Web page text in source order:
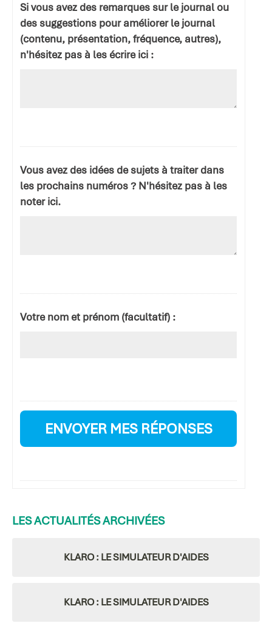
Si vous avez des remarques sur le journal ou
des suggestions pour améliorer le journal
(contenu, présentation, fréquence, autres),
n'hésitez pas à les écrire ici :
Vous avez des idées de sujets à traiter dans
les prochains numéros ? N'hésitez pas à les
noter ici.
Votre nom et prénom (facultatif) :
LESACTUALITÉS ARCHIVÉES
KLARO : LE SIMULATEUR D'AIDES
KLARO : LE SIMULATEUR D'AIDES